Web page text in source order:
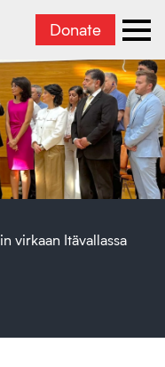
Donate
virkaan Itävallassa